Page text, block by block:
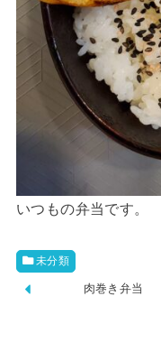
いつもの弁当です。
未分類
肉巻き弁当